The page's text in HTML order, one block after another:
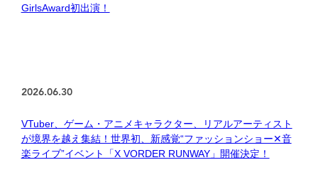
GirlsAward初出演！
2026.06.30
VTuber、ゲーム・アニメキャラクター、リアルアーティスト
が境界を越え集結！世界初、新感覚“ファッションショー✕音
楽ライブ”イベント「X VORDER RUNWAY」開催決定！